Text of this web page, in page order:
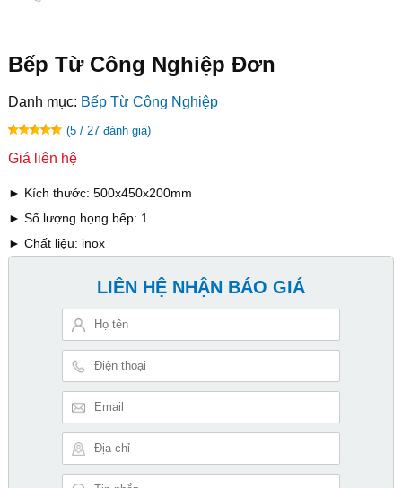
Bếp Từ Công Nghiệp Đơn
Danh mục: Bếp Từ Công Nghiệp
(5 / 27 đánh giá)
Giá liên hệ
► Kích thước: 500x450x200mm
► Số lượng họng bếp: 1
► Chất liệu: inox
LIÊN HỆ NHẬN BÁO GIÁ